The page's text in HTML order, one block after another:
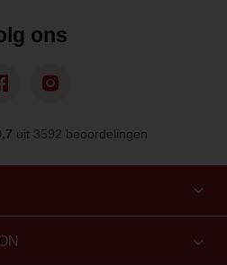
ons
uit 3592 beoordelingen